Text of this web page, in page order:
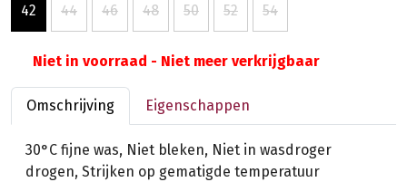
42 44 46 48 50 52 54
Niet in voorraad - Niet meer verkrijgbaar
Omschrijving Eigenschappen
30°C fijne was, Niet bleken, Niet in wasdroger
drogen, Strijken op gematigde temperatuur